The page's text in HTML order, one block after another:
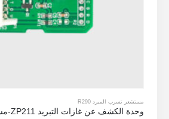
مستشعر تسرب المبرد R290